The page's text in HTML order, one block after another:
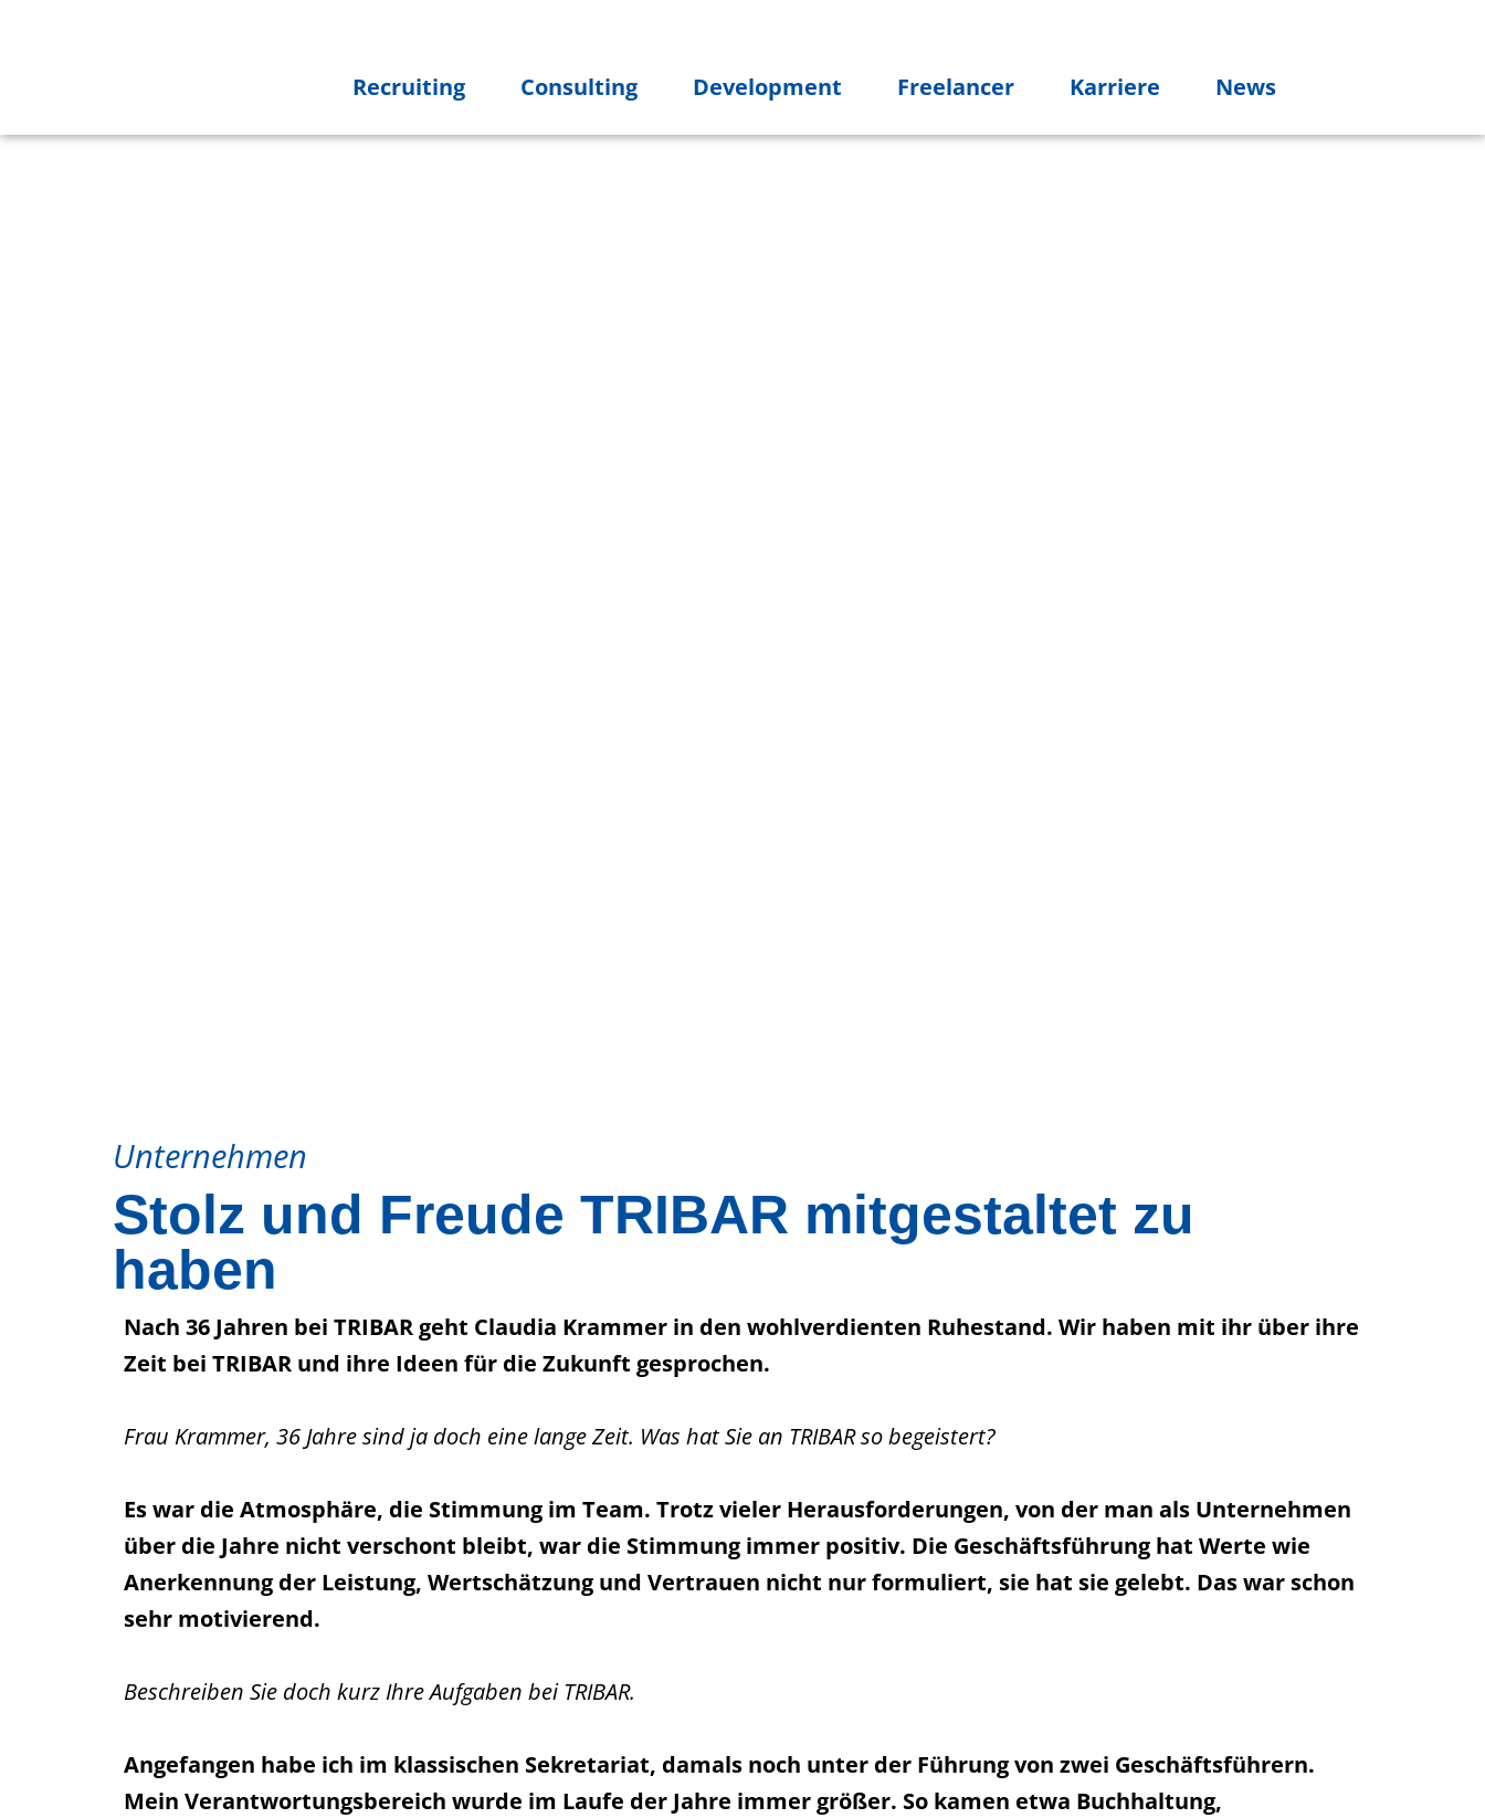
Recruiting Consulting Development Freelancer Karriere News
Unternehmen
Stolz und Freude TRIBAR mitgestaltet zu
haben
Nach 36 Jahren bei TRIBAR geht Claudia Krammer in den wohlverdienten Ruhestand. Wir haben mit ihr über ihre
Zeit bei TRIBAR und ihre Ideen für die Zukunft gesprochen.
Frau Krammer, 36 Jahre sind ja doch eine lange Zeit. Was hat Sie an TRIBAR so begeistert?
Es war die Atmosphäre, die Stimmung im Team. Trotz vieler Herausforderungen, von der man als Unternehmen
über die Jahre nicht verschont bleibt, war die Stimmung immer positiv. Die Geschäftsführung hat Werte wie
Anerkennung der Leistung, Wertschätzung und Vertrauen nicht nur formuliert, sie hat sie gelebt. Das war schon
sehr motivierend.
Beschreiben Sie doch kurz Ihre Aufgaben bei TRIBAR.
Angefangen habe ich im klassischen Sekretariat, damals noch unter der Führung von zwei Geschäftsführern.
Mein Verantwortungsbereich wurde im Laufe der Jahre immer größer. So kamen etwa Buchhaltung,